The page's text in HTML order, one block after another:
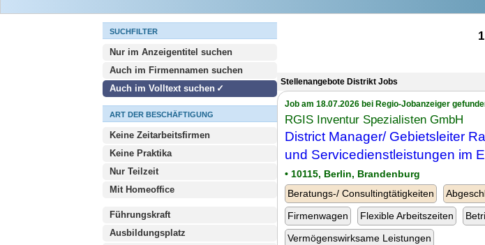
SUCHFILTER
Nur im Anzeigentitel suchen
Auch im Firmennamen suchen
Auch im Volltext suchen
ART DER BESCHÄFTIGUNG
Keine Zeitarbeitsfirmen
Keine Praktika
Nur Teilzeit
Mit Homeoffice
Führungskraft
Ausbildungsplatz
Stellenangebote Distrikt Jobs
Job am 18.07.2026 bei Regio-Jobanzeiger
RGIS Inventur Spezialisten GmbH
District Manager/ Gebietsleiter
und Servicedienstleistungen im
• 10115, Berlin, Brandenburg
Beratungs-/ Consultingtätigkeiten
Firmenwagen
Flexible Arbeitszeiten
Vermögenswirksame Leistungen